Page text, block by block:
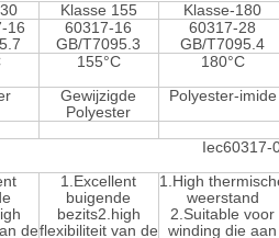
Klasse 155
Klasse-180
16
60317-16
GB/T7095.3
60317-28
GB/T7095.4
155°C
180°C
Gewijzigde
Polyester
Polyester-imide
Iec60317-
de
1.Excellent
buigende
bezits2.high
flexibiliteit van de
1.High
weerstand
2.Suitable voor
winding die aan